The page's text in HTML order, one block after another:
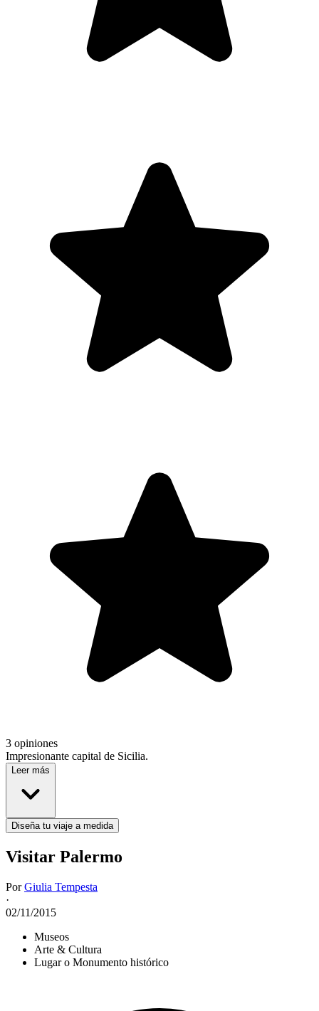
3 opiniones
Impresionante capital de Sicilia.
Leer más
Diseña tu viaje a medida
Visitar Palermo
PorGiulia Tempesta
·
02/11/2015
Museos
Arte & Cultura
Lugar o Monumento histórico